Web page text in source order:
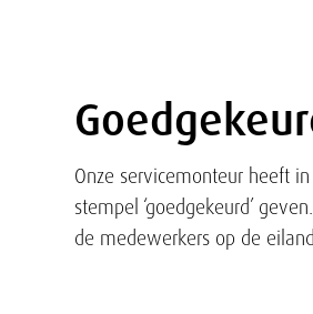
Tekst
Onze servicemonteur heeft
stempel ‘goedgekeurd’
de medewerkers op de